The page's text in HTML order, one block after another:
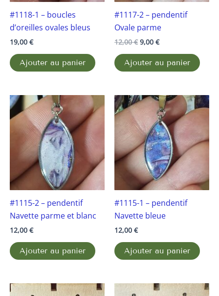
#1118-1 – boucles
d’oreilles ovales bleus
19,00 €
Ajouter au panier
#1117-2 – pendentif
Ovale parme
12,00€ 9,00 €
Ajouter au panier
#1115-2 – pendentif
Navette parme et blanc
12,00 €
Ajouter au panier
#1115-1 – pendentif
Navette bleue
12,00 €
Ajouter au panier